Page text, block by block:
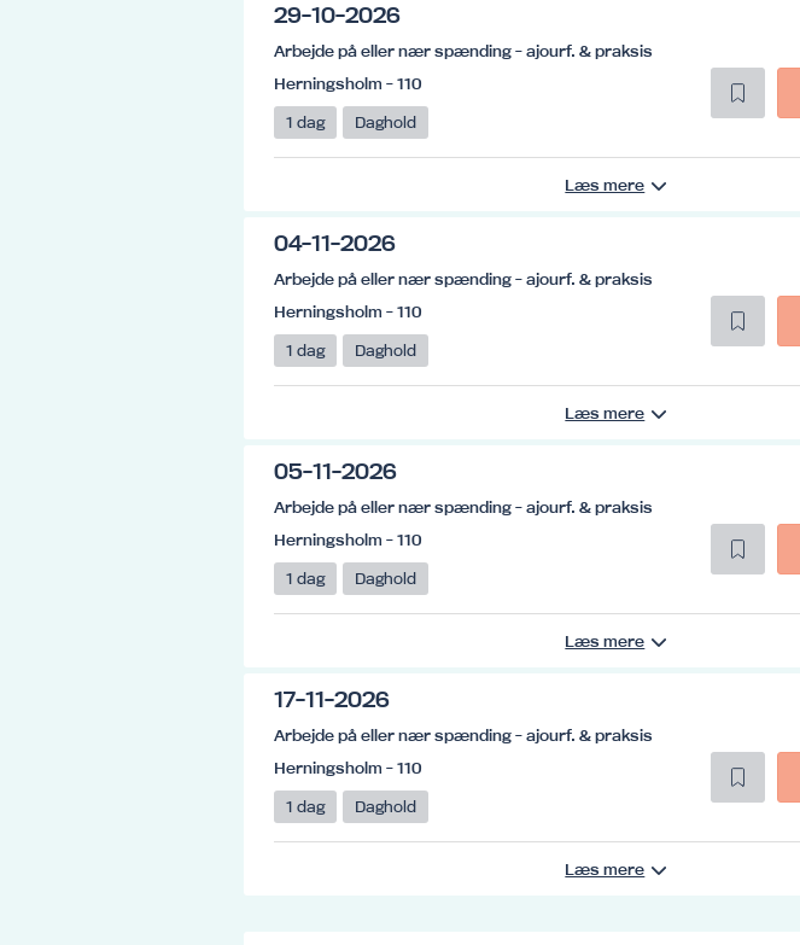
29-10-2026
Arbejde på eller nær spænding - ajourf. & praksis
Herningsholm - 110
1 dag
Daghold
Læs mere
04-11-2026
Arbejde på eller nær spænding - ajourf. & praksis
Herningsholm - 110
1 dag
Daghold
Læs mere
05-11-2026
Arbejde på eller nær spænding - ajourf. & praksis
Herningsholm - 110
1 dag
Daghold
Læs mere
17-11-2026
Arbejde på eller nær spænding - ajourf. & praksis
Herningsholm - 110
1 dag
Daghold
Læs mere